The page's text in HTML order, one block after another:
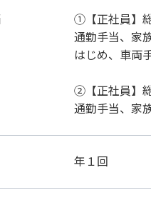
①【正社員】
通勤手当、家
はじめ、車両
②【正社員】
通勤手当、家
年１回